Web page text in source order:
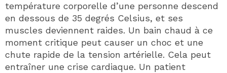
température corporelle d’une personne descend
en dessous de 35 degrés Celsius, et ses
muscles deviennent raides. Un bain chaud à ce
moment critique peut causer un choc et une
chute rapide de la tension artérielle. Cela peut
entraîner une crise cardiaque. Un patient